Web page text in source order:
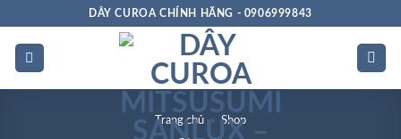
dung
DÂY CUROA CHÍNH HÃNG - 0906999843
Trang chủ » Shop